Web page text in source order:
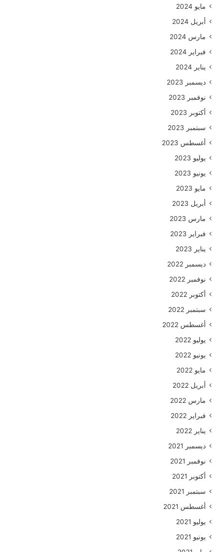
مايو 2024
أبريل 2024
مارس 2024
فبراير 2024
يناير 2024
ديسمبر 2023
نوفمبر 2023
أكتوبر 2023
سبتمبر 2023
أغسطس 2023
يوليو 2023
يونيو 2023
مايو 2023
أبريل 2023
مارس 2023
فبراير 2023
يناير 2023
ديسمبر 2022
نوفمبر 2022
أكتوبر 2022
سبتمبر 2022
أغسطس 2022
يوليو 2022
يونيو 2022
مايو 2022
أبريل 2022
مارس 2022
فبراير 2022
يناير 2022
ديسمبر 2021
نوفمبر 2021
أكتوبر 2021
سبتمبر 2021
أغسطس 2021
يوليو 2021
يونيو 2021